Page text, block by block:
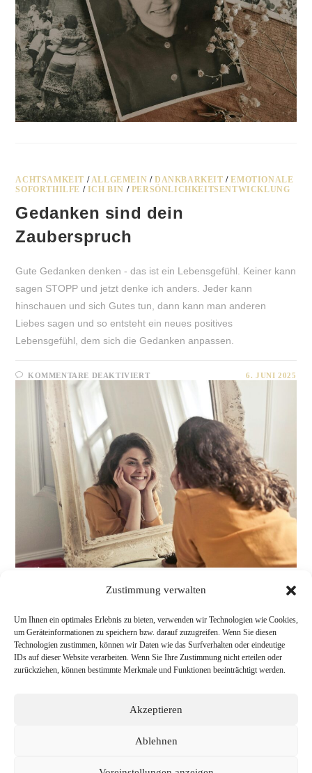
Zustimmung verwalten
Um Ihnen ein optimales Erlebnis zu bieten, verwenden wir Technologien wie Cookies,
um Geräteinformationen zu speichern bzw. darauf zuzugreifen. Wenn Sie diesen
Technologien zustimmen, können wir Daten wie das Surfverhalten oder eindeutige
IDs auf dieser Website verarbeiten. Wenn Sie Ihre Zustimmung nicht erteilen oder
zurückziehen, können bestimmte Merkmale und Funktionen beeinträchtigt werden.
Akzeptieren
Ablehnen
ACHTSAMKEIT / ALLGEMEIN /DANKBARKEIT /EMOTIONALE
SOFORTHILFE / ICH BIN / PERSÖNLICHKEITSENTWICKLUNG
Gedanken sind dein
Zauberspruch
Gute Gedanken denken - das ist ein Lebensgefühl. Keiner kann
sagen STOPP und jetzt denke ich anders. Jeder kann
hinschauen und sich Gutes tun, dann kann man anderen
Liebes sagen und so entsteht ein neues positives
Lebensgefühl, dem sich die Gedanken anpassen.
KOMMENTARE DEAKTIVIERTFÜR
GEDANKEN
SIND
DEIN
ZAUBERSPRUCH
6. JUNI 2025
1 2 Zur